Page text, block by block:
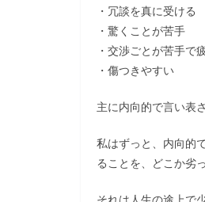
・冗談を真に受ける
・驚くことが苦手
・交渉ごとが苦手で
・傷つきやすい
主に内向的で言い表
私はずっと、内向的
ることを、どこか劣